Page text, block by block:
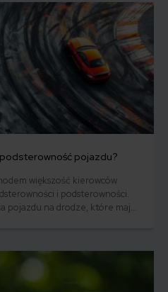
pojazdu?
większość kierowców
i podsterowności.
pojazdu na drodze, które mają
w sposób pewny i skuteczny.